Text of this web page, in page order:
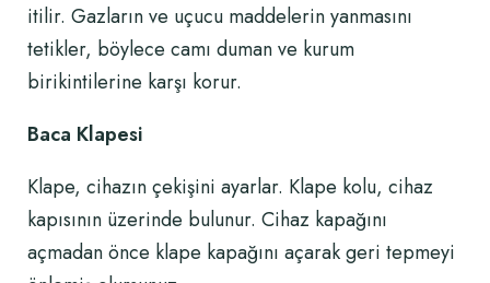
itilir. Gazların ve uçucu maddelerin yanmasını
tetikler, böylece camı duman ve kurum
birikintilerine karşı korur.
Baca Klapesi
Klape, cihazın çekişini ayarlar. Klape kolu, cihaz
kapısının üzerinde bulunur. Cihaz kapağını
açmadan önce klape kapağını açarak geri tepmeyi